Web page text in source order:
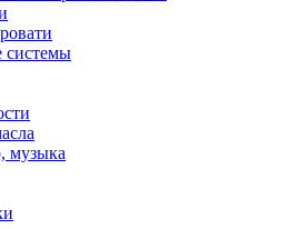
системы
музыка